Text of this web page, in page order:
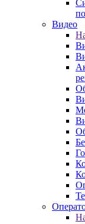
Видео